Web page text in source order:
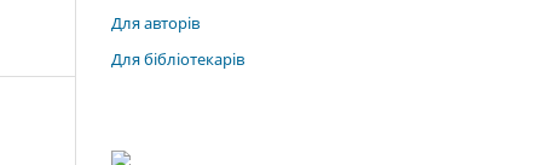
Для авторів
Для бібліотекарів